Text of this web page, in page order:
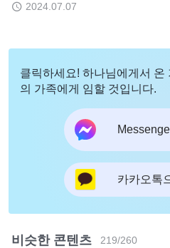
2024.07.07
클릭하세요! 하나님에게서 온
의 가족에게 임할 것입니다.
카카오톡
비슷한 콘텐츠 219/260